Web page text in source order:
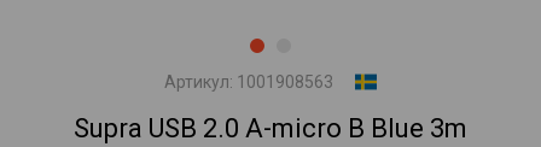
Артикул: 1001908563
Supra USB 2.0 A-micro B Blue 3m